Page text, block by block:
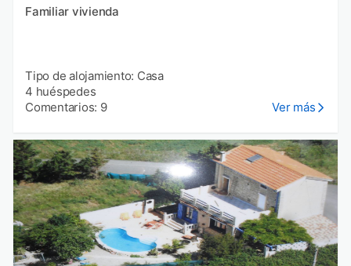
Familiar vivienda
Tipo de alojamiento: Casa
4 huéspedes
Comentarios: 9
Ver más